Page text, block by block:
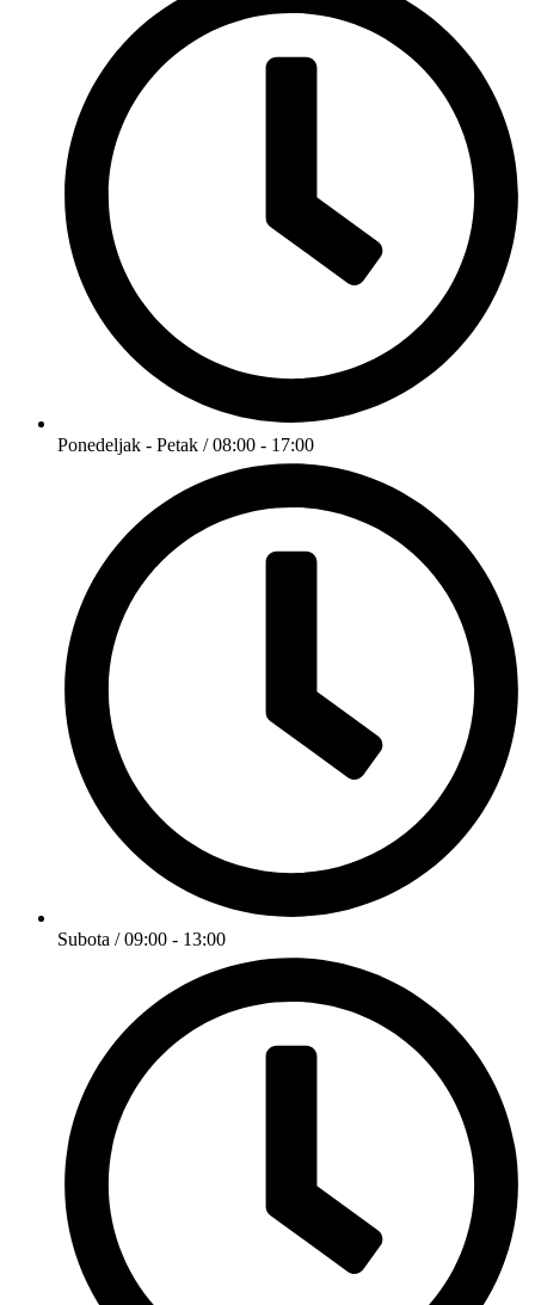
Ponedeljak - Petak / 08:00 - 17:00
Subota / 09:00 - 13:00